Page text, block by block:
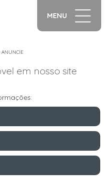
MENU
ANUNCIE
em nosso site